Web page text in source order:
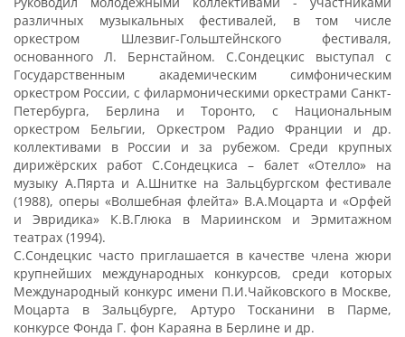
различных музыкальных фестивалей, в том числе
оркестром Шлезвиг-Гольштейнского фестиваля,
основанного Л. Бернстайном. С.Сондецкис выступал с
Государственным академическим симфоническим
оркестром России, с филармоническими оркестрами Санкт-
Петербурга, Берлина и Торонто, с Национальным
оркестром Бельгии, Оркестром Радио Франции и др.
коллективами в России и за рубежом. Среди крупных
дирижёрских работ С.Сондецкиса – балет «Отелло» на
музыку А.Пярта и А.Шнитке на Зальцбургском фестивале
(1988), оперы «Волшебная флейта» В.А.Моцарта и «Орфей
и Эвридика» К.В.Глюка в Мариинском и Эрмитажном
театрах (1994).
С.Сондецкис часто приглашается в качестве члена жюри
крупнейших международных конкурсов, среди которых
Международный конкурс имени П.И.Чайковского в Москве,
Моцарта в Зальцбурге, Артуро Тосканини в Парме,
конкурсе Фонда Г. фон Караяна в Берлине и др.